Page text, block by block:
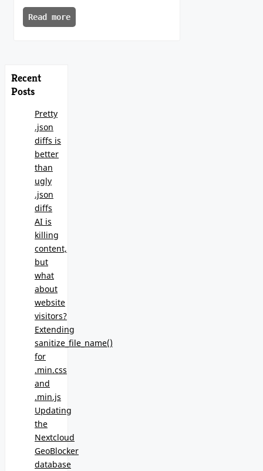
Read more
Recent
Posts
Pretty
.json
diffs is
better
than
ugly
.json
diffs
AI is
killing
content,
but
what
about
website
visitors?
Extending
sanitize_file_name()
for
.min.css
and
.min.js
Updating
the
Nextcloud
GeoBlocker
database